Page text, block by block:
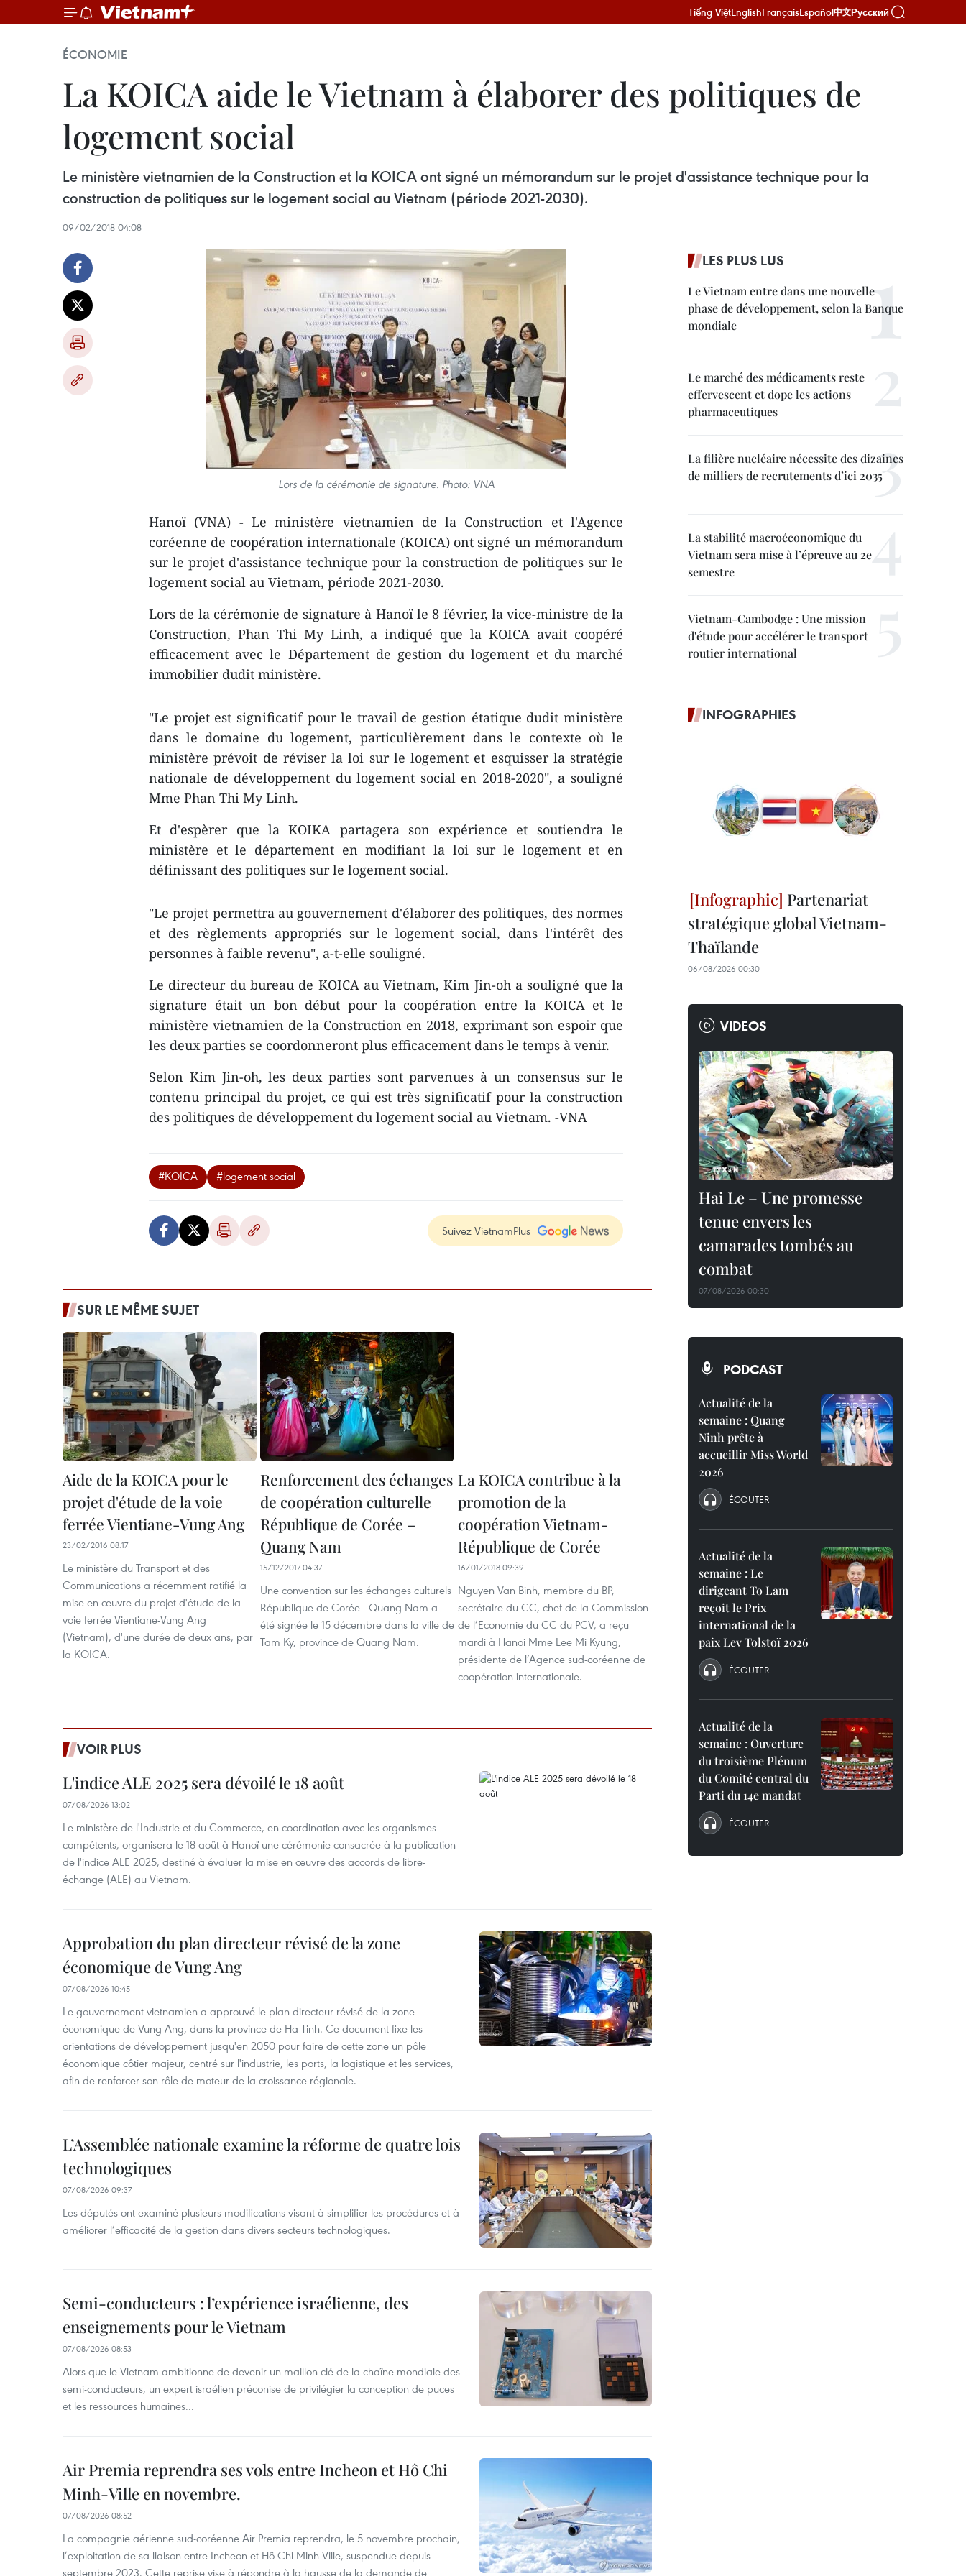
Tiếng ViệtEnglishFrançaisEspañol中文Русский
ÉCONOMIE
La KOICA aide le Vietnam à élaborer des politiques de
logement social
Le ministère vietnamien de la Construction et la KOICA ont signé un mémorandum sur le projet d'assistance technique pour la
construction de politiques sur le logement social au Vietnam (période 2021-2030).
09/02/2018 04:08
Lors de la cérémonie de signature. Photo: VNA
Hanoï (VNA) - Le ministère vietnamien de la Construction et l'Agence
coréenne de coopération internationale (KOICA) ont signé un mémorandum
sur le projet d'assistance technique pour la construction de politiques sur le
logement social au Vietnam, période 2021-2030.
Lors de la cérémonie de signature à Hanoï le 8 février, la vice-ministre de la
Construction, Phan Thi My Linh, a indiqué que la KOICA avait coopéré
efficacement avec le Département de gestion du logement et du marché
immobilier dudit ministère.
"Le projet est significatif pour le travail de gestion étatique dudit ministère
dans le domaine du logement, particulièrement dans le contexte où le
ministère prévoit de réviser la loi sur le logement et esquisser la stratégie
nationale de développement du logement social en 2018-2020", a souligné
Mme Phan Thi My Linh.
Et d'espèrer que la KOIKA partagera son expérience et soutiendra le
ministère et le département en modifiant la loi sur le logement et en
définissant des politiques sur le logement social.
"Le projet permettra au gouvernement d'élaborer des politiques, des normes
et des règlements appropriés sur le logement social, dans l'intérêt des
personnes à faible revenu", a-t-elle souligné.
Le directeur du bureau de KOICA au Vietnam, Kim Jin-oh a souligné que la
signature était un bon début pour la coopération entre la KOICA et le
ministère vietnamien de la Construction en 2018, exprimant son espoir que
les deux parties se coordonneront plus efficacement dans le temps à venir.
Selon Kim Jin-oh, les deux parties sont parvenues à un consensus sur le
contenu principal du projet, ce qui est très significatif pour la construction
des politiques de développement du logement social au Vietnam. -VNA
#KOICA #logement social
Suivez VietnamPlus
SUR LE MÊME SUJET
Aide de la KOICA pour le
projet d'étude de la voie
ferrée Vientiane-Vung Ang
23/02/2016 08:17
Le ministère du Transport et des
Communications a récemment ratifié la
mise en œuvre du projet d'étude de la
voie ferrée Vientiane-Vung Ang
(Vietnam), d'une durée de deux ans, par
la KOICA.
Renforcement des échanges
de coopération culturelle
République de Corée –
Quang Nam
15/12/2017 04:37
Une convention sur les échanges culturels
République de Corée - Quang Nam a
été signée le 15 décembre dans la ville de
Tam Ky, province de Quang Nam.
La KOICA contribue à la
promotion de la
coopération Vietnam-
République de Corée
16/01/2018 09:39
Nguyen Van Binh, membre du BP,
secrétaire du CC, chef de la Commission
de l’Economie du CC du PCV, a reçu
mardi à Hanoi Mme Lee Mi Kyung,
présidente de l’Agence sud-coréenne de
coopération internationale.
VOIR PLUS
L'indice ALE 2025 sera dévoilé le 18 août
07/08/2026 13:02
Le ministère de l'Industrie et du Commerce, en coordination avec les organismes
compétents, organisera le 18 août à Hanoï une cérémonie consacrée à la publication
de l'indice ALE 2025, destiné à évaluer la mise en œuvre des accords de libre-
échange (ALE) au Vietnam.
Approbation du plan directeur révisé de la zone
économique de Vung Ang
07/08/2026 10:45
Le gouvernement vietnamien a approuvé le plan directeur révisé de la zone
économique de Vung Ang, dans la province de Ha Tinh. Ce document fixe les
orientations de développement jusqu'en 2050 pour faire de cette zone un pôle
économique côtier majeur, centré sur l'industrie, les ports, la logistique et les services,
afin de renforcer son rôle de moteur de la croissance régionale.
L’Assemblée nationale examine la réforme de quatre lois
technologiques
07/08/2026 09:37
Les députés ont examiné plusieurs modifications visant à simplifier les procédures et à
améliorer l’efficacité de la gestion dans divers secteurs technologiques.
Semi-conducteurs : l’expérience israélienne, des
enseignements pour le Vietnam
07/08/2026 08:53
Alors que le Vietnam ambitionne de devenir un maillon clé de la chaîne mondiale des
semi-conducteurs, un expert israélien préconise de privilégier la conception de puces
et les ressources humaines...
Air Premia reprendra ses vols entre Incheon et Hô Chi
Minh-Ville en novembre.
07/08/2026 08:52
La compagnie aérienne sud-coréenne Air Premia reprendra, le 5 novembre prochain,
l’exploitation de sa liaison entre Incheon et Hô Chi Minh-Ville, suspendue depuis
septembre 2023. Cette reprise vise à répondre à la hausse de la demande de
LES PLUS LUS
Le Vietnam entre dans une nouvelle
phase de développement, selon la Banque
mondiale
Le marché des médicaments reste
effervescent et dope les actions
pharmaceutiques
La filière nucléaire nécessite des dizaines
de milliers de recrutements d’ici 2035
La stabilité macroéconomique du
Vietnam sera mise à l’épreuve au 2e
semestre
Vietnam-Cambodge : Une mission
d'étude pour accélérer le transport
routier international
INFOGRAPHIES
Partenariat
stratégique global Vietnam-
Thaïlande
06/08/2026 00:30
VIDEOS
Hai Le – Une promesse
tenue envers les
camarades tombés au
combat
07/08/2026 00:30
PODCAST
Actualité de la
semaine : Quang
Ninh prête à
accueillir Miss World
2026
ÉCOUTER
Actualité de la
semaine : Le
dirigeant To Lam
reçoit le Prix
international de la
paix Lev Tolstoï 2026
ÉCOUTER
Actualité de la
semaine : Ouverture
du troisième Plénum
du Comité central du
Parti du 14e mandat
ÉCOUTER